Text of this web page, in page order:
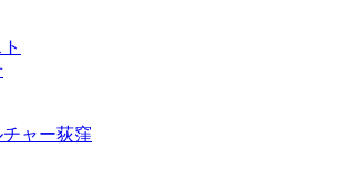
ャー荻窪